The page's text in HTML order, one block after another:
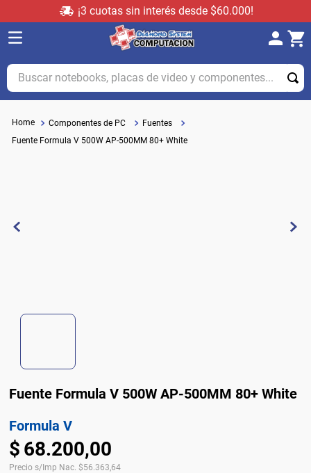
¡3 cuotas sin interés desde $60.000!
Buscar notebooks, placas de video y componentes...
Componentes de PC
Fuentes
Fuente Formula V 500W AP-500MM 80+ White
Fuente Formula V 500W AP-500MM 80+ White
Formula V
$ 68.200,00
Precio s/Imp Nac. $56.363,64